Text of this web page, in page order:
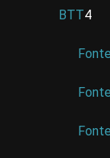
BTT4